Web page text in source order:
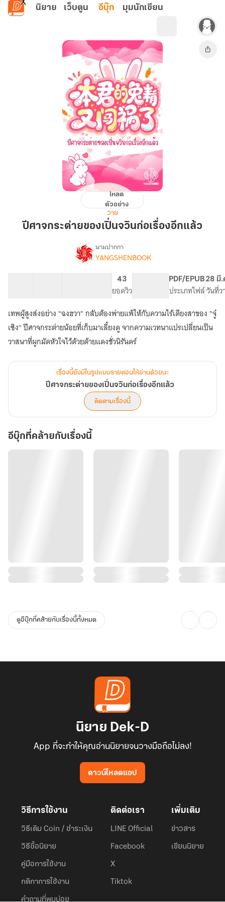
ข้ามไปยังเนื้อหาหลัก
นิยาย เว็บตูน อีบุ๊ก มุมนักเขียน
ปีศาจ
กระต่าย
ของ
โหลด
ตัวอย่าง
วาย
ปีศาจกระต่ายของเปิ่นจวินก่อเรื่องอีกแล้ว
เรื่อง
กระต่าย
ของ
เปิ่น
จ
วิน
ก่อ
เรื่อง
อีก
นามปากกา
YANGSHENBOOK
43
ยอดวิว
PDF/EPUB
ประเภทไฟล์
28 มี
วันที่ว
เทพผู้สูงส่งอย่าง "ฉงฮวา" กลับต้องพ่ายแพ้ให้กับความไร้เดียงสาของ "จู๋
เซิง" ปีศาจกระต่ายน้อยที่เก็บมาเลี้ยงดู จากความเวทนาแปรเปลี่ยนเป็น
วาสนาที่ผูกมัดหัวใจไว้ด้วยด้ายแดงชั่วนิรันดร์
เรื่องนี้ยังมีในรูปแบบรายตอนให้อ่านด้วยนะ
ปีศาจกระต่ายของเปิ่นจวินก่อเรื่องอีกแล้ว
ติดตามเรื่องนี้
อีบุ๊กที่คล้ายกับเรื่องนี้
ดูอีบุ๊กที่คล้ายกับเรื่องนี้ทั้งหมด
นิยาย Dek-D
App ที่จะทำให้คุณอ่านนิยายจนวางมือถือไม่ลง!
ดาวน์โหลดแอป
วิธีการใช้งาน
วิธีเติม Coin / ชำระเงิน
วิธีซื้อนิยาย
คู่มือการใช้งาน
กติกาการใช้งาน
คำถามที่พบบ่อย
ติดต่อเรา
LINE Official
Facebook
X
Tiktok
เพิ่มเติม
ข่าวสาร
เขียนนิยาย